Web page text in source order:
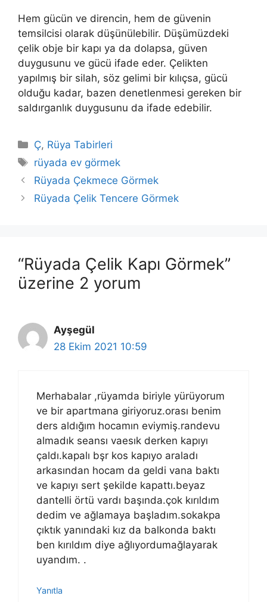
Hem gücün ve direncin, hem de güvenin
temsilcisi olarak düşünülebilir. Düşümüzdeki
çelik obje bir kapı ya da dolapsa, gü­ven
duygusunu ve gücü ifade eder. Çelikten
yapılmış bir silah, söz gelimi bir kılıçsa, gücü
olduğu kadar, bazen denetlenmesi gere­ken bir
saldırganlık duygusunu da ifade edebilir.
Kategoriler
Ç, Rüya Tabirleri
Etiketler
rüyada ev görmek
Rüyada Çekmece Görmek
Rüyada Çelik Tencere Görmek
“Rüyada Çelik Kapı Görmek”
üzerine 2 yorum
Ayşegül
28 Ekim 2021 10:59
Merhabalar ,rüyamda biriyle yürüyorum
ve bir apartmana giriyoruz.orası benim
ders aldığım hocamın eviymiş.randevu
almadık seansı vaesık derken kapıyı
çaldı.kapalı bşr kos kapıyo araladı
arkasından hocam da geldi vana baktı
ve kapıyı sert şekilde kapattı.beyaz
dantelli örtü vardı başında.çok kırıldım
dedim ve ağlamaya başladım.sokakpa
çıktık yanındaki kız da balkonda baktı
ben kırıldım diye ağlıyordumağlayarak
uyandım. .
Yanıtla